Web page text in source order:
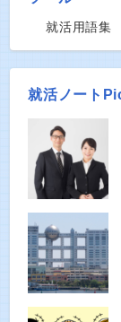
就活用語集
就活ノート